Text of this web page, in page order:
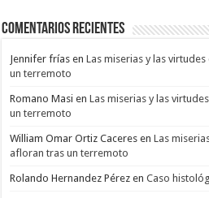
Comentarios Recientes
Jennifer frías enLas miserias y las
un terremoto
Romano Masi enLas miserias y las
un terremoto
William Omar Ortiz Caceres enLas
afloran tras un terremoto
Rolando Hernandez Pérez enCaso